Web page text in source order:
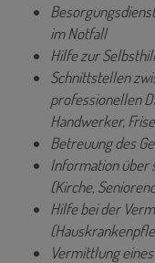
im Notfall
Hilfe zur
Schnittstellen
professionellen
Handwerker,
Betreuung des
Information über
(Kirche,
Hilfe bei der
Vermittlung